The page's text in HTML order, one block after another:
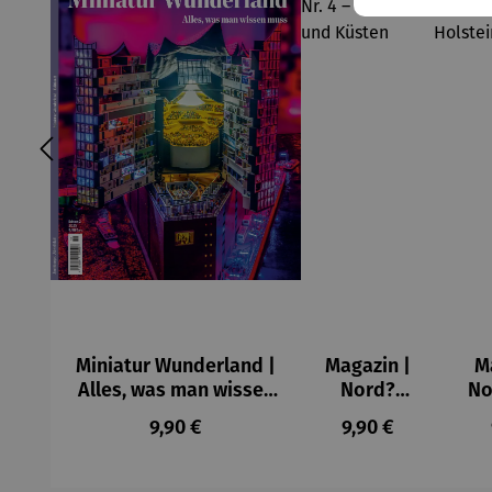
Miniatur Wunderland |
Alles, was man wissen
muss Nr. 2
Regulärer Preis:
9,90 €
Magazin |
Nord?
Ost? See!
Nr. 4 –
Regulärer Preis:
9,90 €